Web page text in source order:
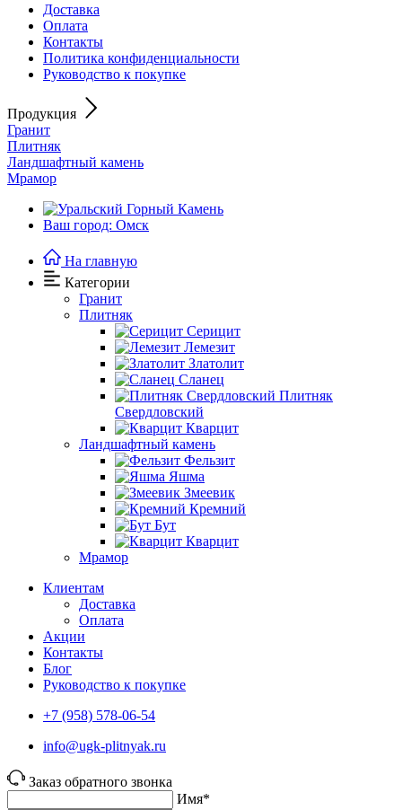
Доставка
Оплата
Контакты
Политика конфиденциальности
Руководство к покупке
Продукция
Гранит
Плитняк
Ландшафтный камень
Мрамор
Ваш город: Омск
На главную
Категории
Гранит
Плитняк
Серицит
Лемезит
Златолит
Сланец
Плитняк
Свердловский
Кварцит
Ландшафтный камень
Фельзит
Яшма
Змеевик
Кремний
Бут
Кварцит
Мрамор
Клиентам
Доставка
Оплата
Акции
Контакты
Блог
Руководство к покупке
+7 (958) 578-06-54
info@ugk-plitnyak.ru
Заказ обратного звонка
Имя*